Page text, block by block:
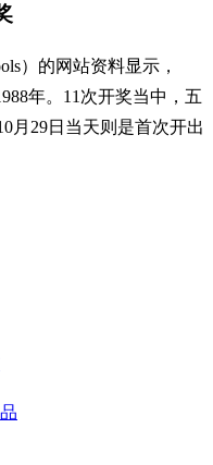
）的网站资料显示，
年。11次开奖当中，五
月29日当天则是首次开出